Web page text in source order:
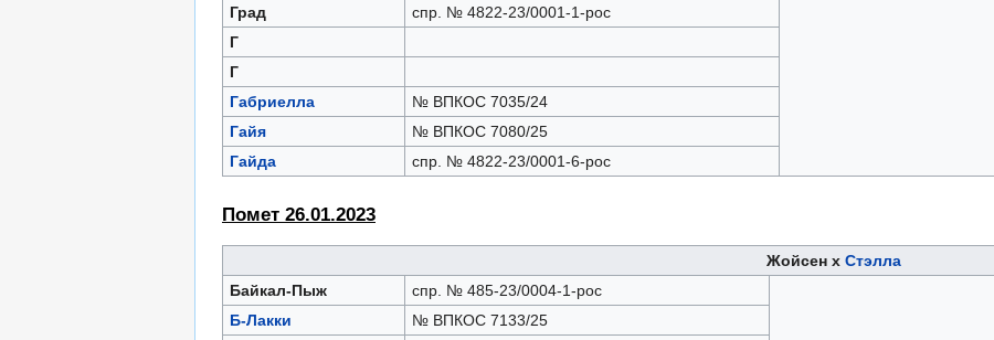
Град
спр. № 4822-23/0001-1-рос
Г
Г
Габриелла
№ ВПКОС 7035/24
Гайя
№ ВПКОС 7080/25
Гайда
спр. № 4822-23/0001-6-рос
Помет 26.01.2023
Жойсен х Стэлла
Байкал-Пыж
спр. № 485-23/0004-1-рос
Б-Лакки
№ ВПКОС 7133/25